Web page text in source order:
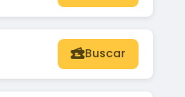
Buscar